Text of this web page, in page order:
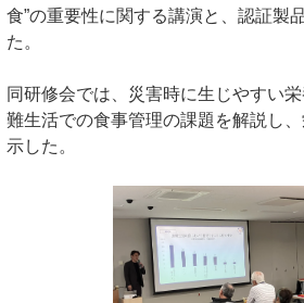
食”の重要性に関する講演と、認証製
た。
同研修会では、災害時に生じやすい
難生活での食事管理の課題を解説し
示した。